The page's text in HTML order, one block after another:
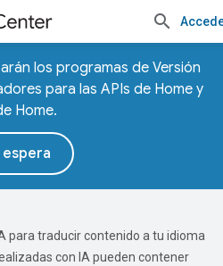
los programas de Versión
para las APIs de Home y
Home.
espera
para traducir contenido a tu idioma
con IA pueden contener